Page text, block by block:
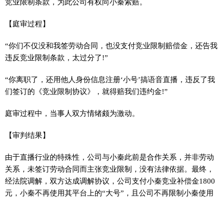
竞业限制条款，为此公司有权向小秦索赔。
【庭审过程】
“你们不仅没和我签劳动合同，也没支付竞业限制赔偿金，还告我
违反竞业限制条款，太过分了!”
“你离职了，还用他人身份信息注册‘小号’搞语音直播，违反了我
们签订的《竞业限制协议》，就得赔我们违约金!”
庭审过程中，当事人双方情绪颇为激动。
【审判结果】
由于直播行业的特殊性 ，公司与小秦此前是合作关系，并非劳动
关系，未签订劳动合同而主张竞业限制，没有法律依据。最终，
经法院调解，双方达成调解协议，公司支付小秦竞业补偿金1800
元，小秦不再使用其平台上的“大号”，且公司不再限制小秦使用